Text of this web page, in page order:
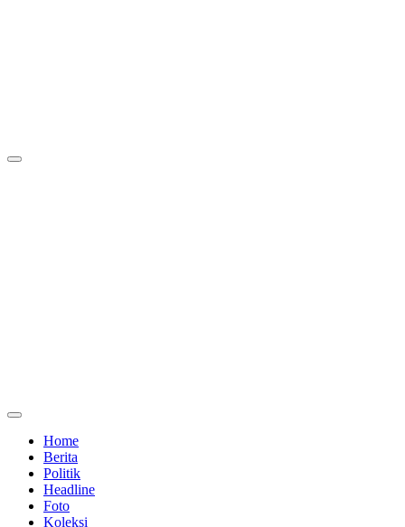
Home
Berita
Politik
Headline
Foto
Koleksi